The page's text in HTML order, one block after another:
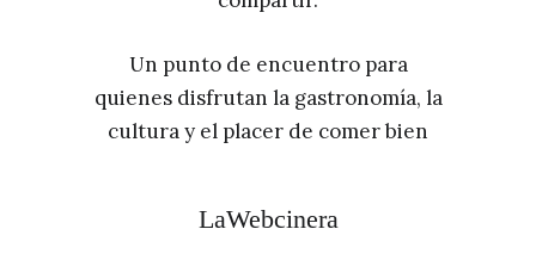
Un punto de encuentro para
quienes disfrutan la gastronomía, la
cultura y el placer de comer bien
LaWebcinera